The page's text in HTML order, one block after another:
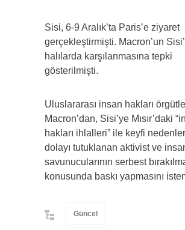
Sisi, 6-9 Aralık’ta Paris’e ziyaret
gerçekleştirmişti. Macron’un
halılarda karşılanmasına tepki
gösterilmişti.
Uluslararası insan hakları
Macron’dan, Sisi’ye Mısır’daki
hakları ihlalleri” ile keyfi
dolayı tutuklanan aktivist ve
savunucularının serbest
konusunda baskı yapmasını
Güncel